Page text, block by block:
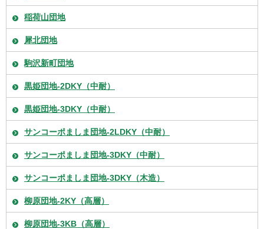
稲荷山団地
犀北団地
駒沢新町団地
黒姫団地-2DKY（中耐）
黒姫団地-3DKY（中耐）
サンコーポましま団地-2LDKY（中耐）
サンコーポましま団地-3DKY（中耐）
サンコーポましま団地-3DKY（木造）
柳原団地-2KY（高層）
柳原団地-3KB（高層）